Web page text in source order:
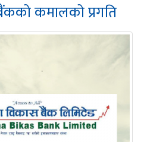
कमालको प्रगति